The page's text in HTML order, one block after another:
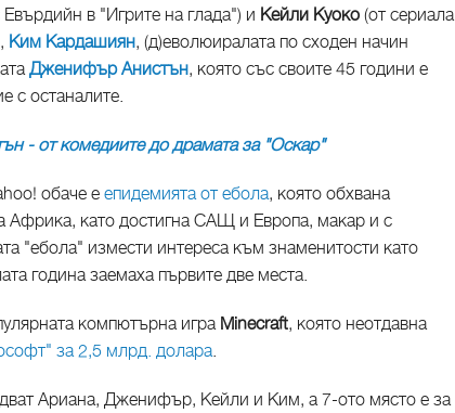
в "Игрите на глада") и Кейли Куоко (от сериала
Ким Кардашиян, (д)еволюиралата по сходен начин
Дженифър Анистън, която със своите 45 години е
с останалите.
- от комедиите до драмата за "Оскар"
обаче еепидемията от ебола, която обхвана
Африка, като достигна САЩ и Европа, макар и с
"ебола" измести интереса към знаменитости като
година заемаха първите две места.
компютърна игра Minecraft, която неотдавна
за 2,5 млрд. долара.
Ариана, Дженифър, Кейли и Ким, а 7-ото място е за